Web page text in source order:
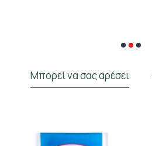
Μπορεί να σας αρέσει